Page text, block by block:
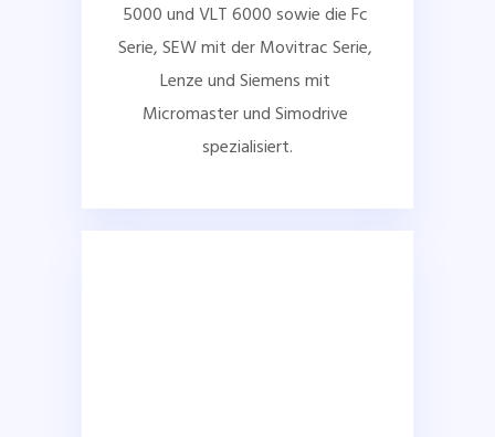
5000 und VLT 6000 sowie die Fc
Serie, SEW mit der Movitrac Serie,
Lenze und Siemens mit
Micromaster und Simodrive
spezialisiert.